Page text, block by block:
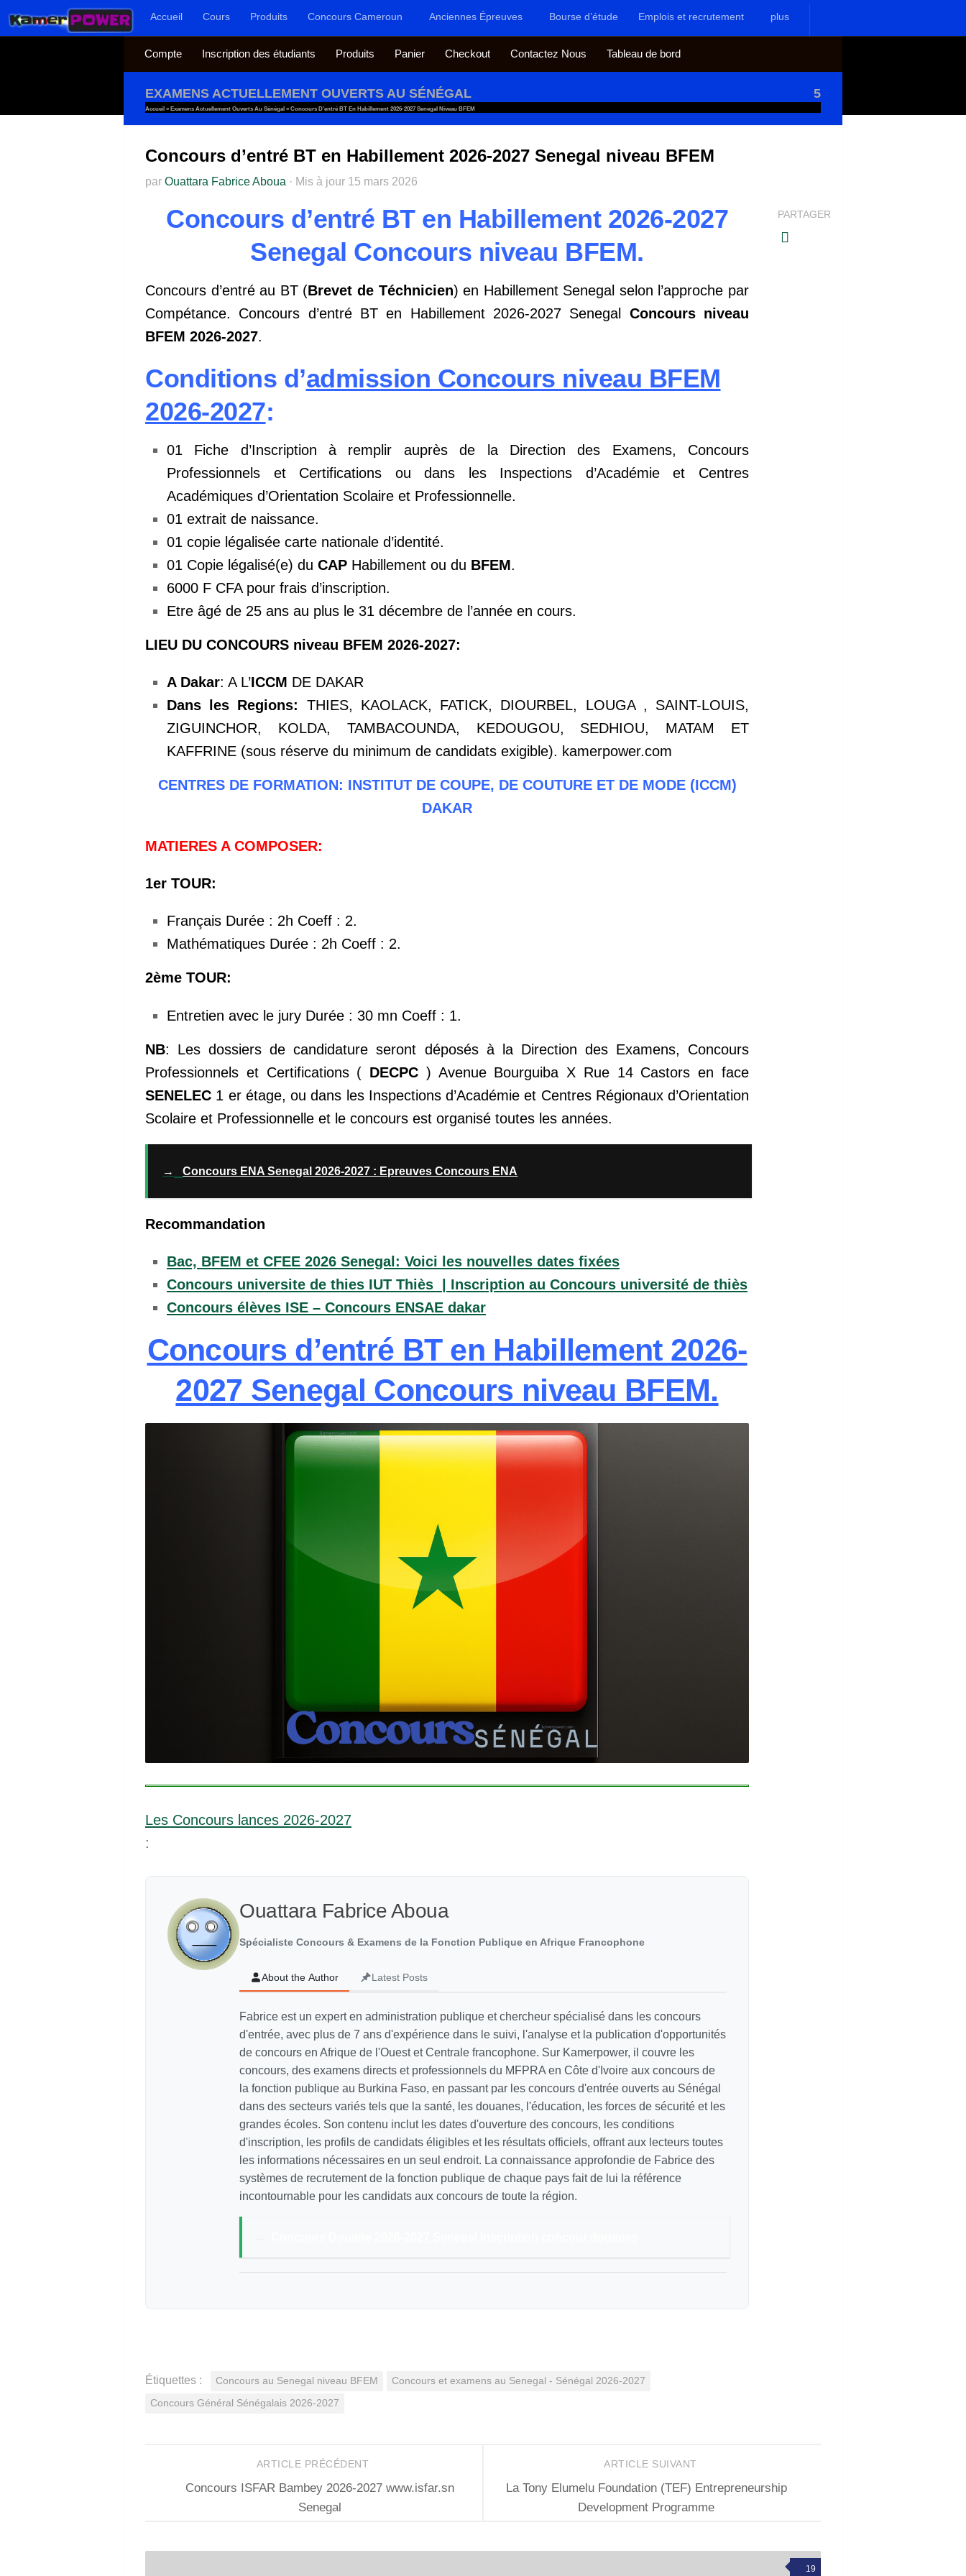
Au dessous du contenuAccueil Cours Produits Concours Cameroun Anciennes Épreuves Bourse d’étude Emplois et recrutement plus
Compte Inscription des étudiants Produits Panier Checkout Contactez Nous Tableau de bord
EXAMENS ACTUELLEMENT OUVERTS AU SÉNÉGAL 5
Accueil » Examens Actuellement Ouverts Au Sénégal » Concours D’entré BT En Habillement 2026-2027 Senegal Niveau BFEM
Concours d’entré BT en Habillement 2026-2027 Senegal niveau BFEM
par Ouattara Fabrice Aboua · Mis à jour 15 mars 2026
Concours d’entré BT en Habillement 2026-2027
Senegal Concours niveau BFEM.
Concours d’entré au BT (Brevet de Téchnicien) en Habillement Senegal selon l’approche par
Compétance. Concours d’entré BT en Habillement 2026-2027 Senegal Concours niveau
BFEM 2026-2027.
Conditions d’admission Concours niveau BFEM
2026-2027:
01 Fiche d’Inscription à remplir auprès de la Direction des Examens, Concours
Professionnels et Certifications ou dans les Inspections d’Académie et Centres
Académiques d’Orientation Scolaire et Professionnelle.
01 extrait de naissance.
01 copie légalisée carte nationale d’identité.
01 Copie légalisé(e) du CAP Habillement ou du BFEM.
6000 F CFA pour frais d’inscription.
Etre âgé de 25 ans au plus le 31 décembre de l’année en cours.
LIEU DU CONCOURS niveau BFEM 2026-2027:
A Dakar: A L’ICCM DE DAKAR
Dans les Regions:
THIES, KAOLACK, FATICK, DIOURBEL, LOUGA , SAINT-LOUIS,
ZIGUINCHOR, KOLDA, TAMBACOUNDA, KEDOUGOU, SEDHIOU, MATAM ET
KAFFRINE (sous réserve du minimum de candidats exigible). kamerpower.com
CENTRES DE FORMATION: INSTITUT DE COUPE, DE COUTURE ET DE MODE (ICCM)
DAKAR
MATIERES A COMPOSER:
1er TOUR:
Français Durée : 2h Coeff : 2.
Mathématiques Durée : 2h Coeff : 2.
2ème TOUR:
Entretien avec le jury Durée : 30 mn Coeff : 1.
NB: Les dossiers de candidature seront déposés à la Direction des Examens, Concours
Professionnels et Certifications ( DECPC ) Avenue Bourguiba X Rue 14 Castors en face
SENELEC 1 er étage, ou dans les Inspections d’Académie et Centres Régionaux d’Orientation
Scolaire et Professionnelle et l e concours est organisé toutes les années.
→ Concours ENA Senegal 2026-2027 : Epreuves Concours ENA
Recommandation
Bac, BFEM et CFEE 2026 Senegal: Voici les nouvelles dates fixées
Concours universite de thies IUT Thiès | Inscription au Concours université de thiès
Concours élèves ISE – Concours ENSAE dakar
Concours d’entré BT en Habillement 2026-
2027 Senegal Concours niveau BFEM.
Les Concours lances 2026-2027
:
Ouattara Fabrice Aboua
Spécialiste Concours & Examens de la Fonction Publique en Afrique Francophone
About the Author Latest Posts
Fabrice est un expert en administration publique et chercheur spécialisé dans les concours
d'entrée, avec plus de 7 ans d'expérience dans le suivi, l'analyse et la publication d'opportunités
de concours en Afrique de l'Ouest et Centrale francophone. Sur Kamerpower, il couvre les
concours, des examens directs et professionnels du MFPRA en Côte d'Ivoire aux concours de
la fonction publique au Burkina Faso, en passant par les concours d'entrée ouverts au Sénégal
dans des secteurs variés tels que la santé, les douanes, l'éducation, les forces de sécurité et les
grandes écoles. Son contenu inclut les dates d'ouverture des concours, les conditions
d'inscription, les profils de candidats éligibles et les résultats officiels, offrant aux lecteurs toutes
les informations nécessaires en un seul endroit. La connaissance approfondie de Fabrice des
systèmes de recrutement de la fonction publique de chaque pays fait de lui la référence
incontournable pour les candidats aux concours de toute la région.
PARTAGER
Étiquettes : Concours au Senegal niveau BFEM Concours et examens au Senegal - Sénégal 2026-2027
Concours Général Sénégalais 2026-2027
ARTICLE SUIVANT
La Tony Elumelu Foundation (TEF) Entrepreneurship
Development Programme
ARTICLE PRÉCÉDENT
Concours ISFAR Bambey 2026-2027 www.isfar.sn
Senegal
19